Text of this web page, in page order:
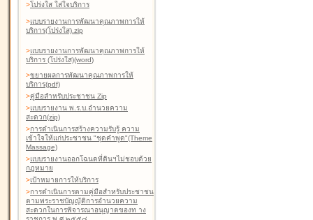
>โปร่งใส ใส่ใจบริการ
>แบบรายงานการพัฒนาคุณภาพการให้
บริการ(โปร่งใส).zip
>แบบรายงานการพัฒนาคุณภาพการให้
บริการ (โปร่งใส)(word)
>ขยายผลการพัฒนาคุณภาพการให้
บริการ(pdf)
>คู่มือสำหรับประชาชน Zip
>แบบรายงาน พ.ร.บ.อำนวยความ
สะดวก(zip)
>การดำเนินการสร้างความรับรู้ ความ
เข้าใจให้แก่ประชาชน "ชุดคำพูด"(Theme
Massage)
>แบบรายงานออกโฉนดที่ดินฯไม่ชอบด้วย
กฎหมาย
>เป้าหมายการให้บริการ
>การดำเนินการตามคู่มือสำหรับประชาชน
ตามพระราชบัญญัติการอำนวยความ
สะดวกในการพิจารณาอนุญาตของท าง